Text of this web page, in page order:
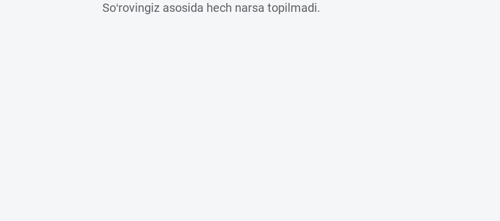
So‘rovingiz asosida hech narsa topilmadi.